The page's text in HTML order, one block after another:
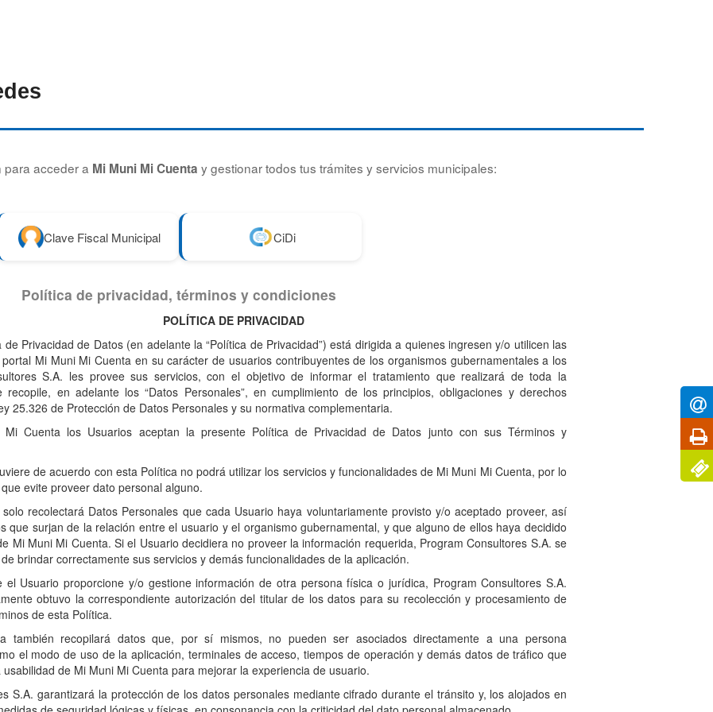
para acceder a Mi Muni Mi Cuenta y gestionar todos tus trámites y servicios municipales:
Clave Fiscal Municipal CiDi
Política de privacidad, términos y condiciones
POLÍTICA DE PRIVACIDAD
de Privacidad de Datos (en adelante la “Política de Privacidad”) está dirigida a quienes ingresen y/o utilicen las
Mi Muni Mi Cuenta en su carácter de usuarios contribuyentes de los organismos gubernamentales a los
S.A. les provee sus servicios, con el objetivo de informar el tratamiento que realizará de toda la
recopile, en adelante los “Datos Personales”, en cumplimiento de los principios, obligaciones y derechos
25.326 de Protección de Datos Personales y su normativa complementaria.
Cuenta los Usuarios aceptan la presente Política de Privacidad de Datos junto con sus Términos y
de acuerdo con esta Política no podrá utilizar los servicios y funcionalidades de Mi Muni Mi Cuenta, por lo
evite proveer dato personal alguno.
recolectará Datos Personales que cada Usuario haya voluntariamente provisto y/o aceptado proveer, así
que surjan de la relación entre el usuario y el organismo gubernamental, y que alguno de ellos haya decidido
Mi Muni Mi Cuenta. Si el Usuario decidiera no proveer la información requerida, Program Consultores S.A. se
brindar correctamente sus servicios y demás funcionalidades de la aplicación.
el Usuario proporcione y/o gestione información de otra persona física o jurídica, Program Consultores S.A.
obtuvo la correspondiente autorización del titular de los datos para su recolección y procesamiento de
de esta Política.
también recopilará datos que, por sí mismos, no pueden ser asociados directamente a una persona
el modo de uso de la aplicación, terminales de acceso, tiempos de operación y demás datos de tráfico que
de Mi Muni Mi Cuenta para mejorar la experiencia de usuario.
S.A. garantizará la protección de los datos personales mediante cifrado durante el tránsito y, los alojados en